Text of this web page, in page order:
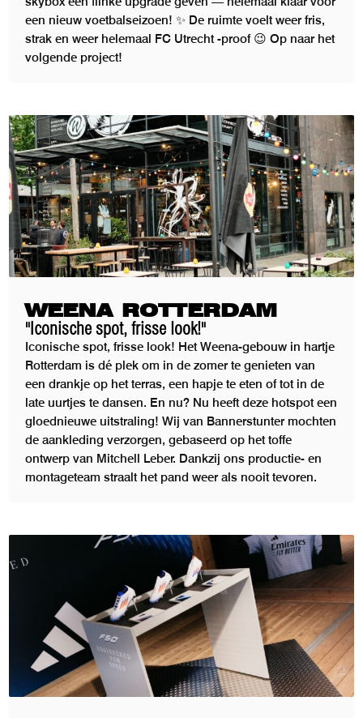
een nieuw voetbalseizoen! ✨ De ruimte voelt weer fris,
strak en weer helemaal FC Utrecht -proof 😉 Op naar het
volgende project!
WEENA ROTTERDAM
"Iconische spot, frisse look!"
Iconische spot, frisse look! Het Weena-gebouw in hartje
Rotterdam is dé plek om in de zomer te genieten van
een drankje op het terras, een hapje te eten of tot in de
late uurtjes te dansen. En nu? Nu heeft deze hotspot een
gloednieuwe uitstraling! Wij van Bannerstunter mochten
de aankleding verzorgen, gebaseerd op het toffe
ontwerp van Mitchell Leber. Dankzij ons productie- en
montageteam straalt het pand weer als nooit tevoren.